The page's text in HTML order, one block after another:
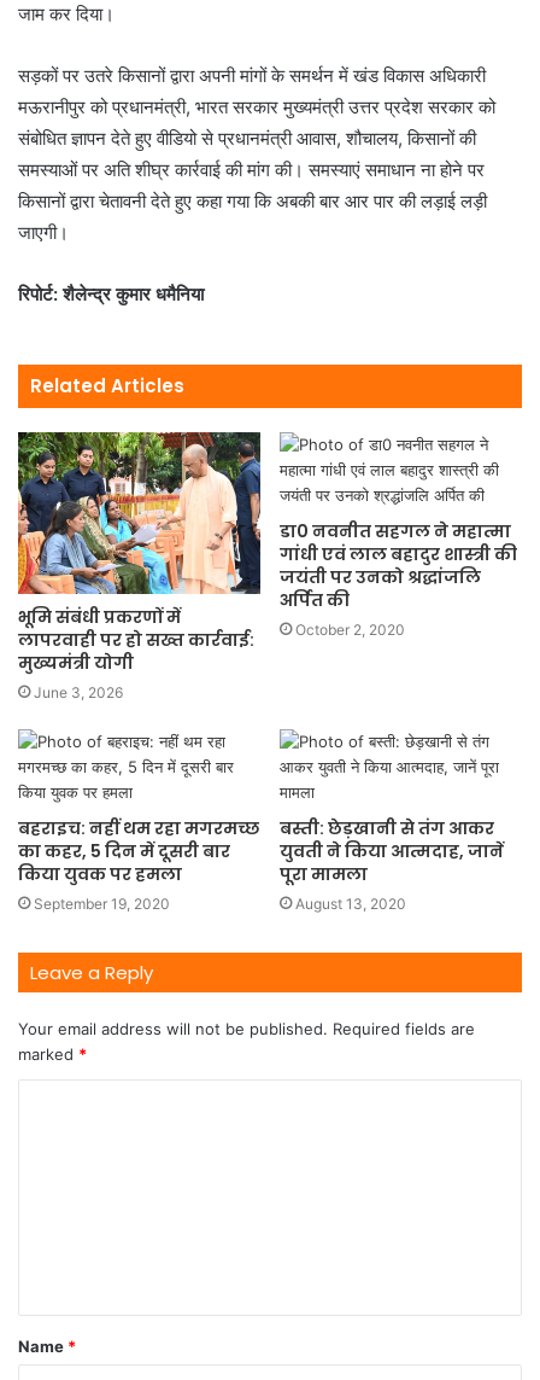
जाम कर दिया।
सड़कों पर उतरे किसानों द्वारा अपनी मांगों के समर्थन में खंड विकास अधिकारी
मऊरानीपुर को प्रधानमंत्री, भारत सरकार मुख्यमंत्री उत्तर प्रदेश सरकार को
संबोधित ज्ञापन देते हुए वीडियो से प्रधानमंत्री आवास, शौचालय, किसानों की
समस्याओं पर अति शीघ्र कार्रवाई की मांग की। समस्याएं समाधान ना होने पर
किसानों द्वारा चेतावनी देते हुए कहा गया कि अबकी बार आर पार की लड़ाई लड़ी
जाएगी।
रिपोर्ट: शैलेन्द्र कुमार धमैनिया
Related Articles
भूमि संबंधी प्रकरणों में
लापरवाही पर हो सख्त कार्रवाई:
मुख्यमंत्री योगी
June 3, 2026
डा0 नवनीत सहगल ने महात्मा
गांधी एवं लाल बहादुर शास्त्री की
जयंती पर उनको श्रद्धांजलि
अर्पित की
October 2, 2020
बहराइच: नहीं थम रहा मगरमच्छ
का कहर, 5 दिन में दूसरी बार
किया युवक पर हमला
September 19, 2020
बस्ती: छेड़खानी से तंग आकर
युवती ने किया आत्मदाह, जानें
पूरा मामला
August 13, 2020
Leave a Reply
Your email address will not be published. Required fields are
marked *
Name *